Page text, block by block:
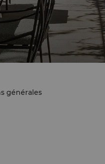
générales